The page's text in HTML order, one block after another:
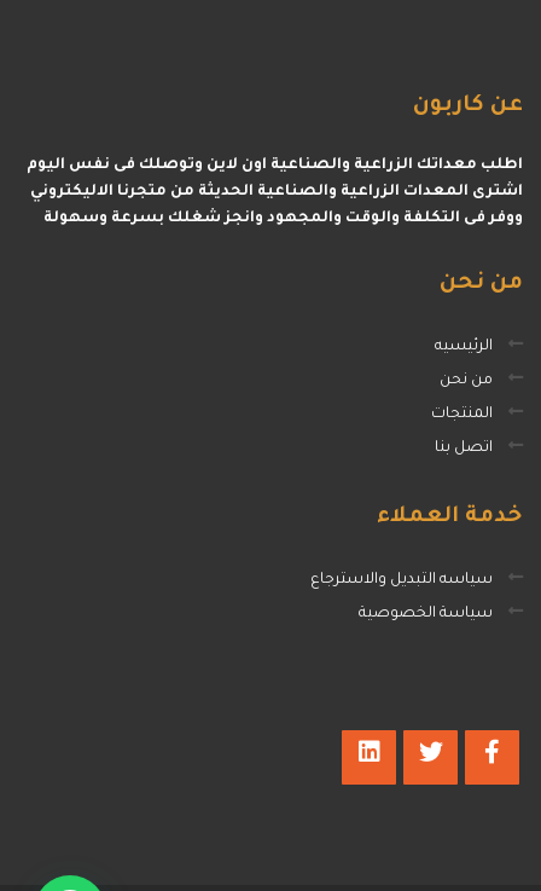
عن كاربون
اطلب معداتك الزراعية والصناعية اون لاين وتوصلك فى نفس اليوم
اشترى المعدات الزراعية والصناعية الحديثة من متجرنا الاليكتروني
ووفر فى التكلفة والوقت والمجهود وانجز شغلك بسرعة وسهولة
من نحن
الرئيسيه
من نحن
المنتجات
اتصل بنا
خدمة العملاء
سياسه التبديل والاسترجاع
سياسة الخصوصية